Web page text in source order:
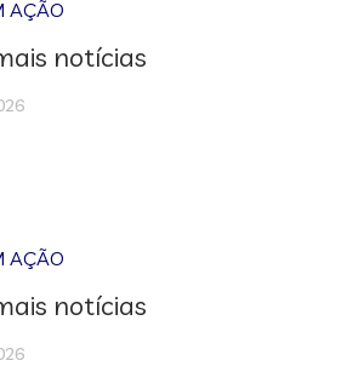
AÇÃO
notícias
AÇÃO
notícias